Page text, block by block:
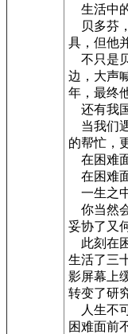
生活中
贝多芬
具，但他
不只是
边，大声
年，最终
还有我
当我们
的帮忙，
在困难
在困难
一生之
你当然
妥协了又
此刻在
生活了三
影屏幕上
转变了研
人生不
困难面前